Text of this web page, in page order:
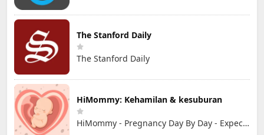
The Stanford Daily
The Stanford Daily
HiMommy: Kehamilan & kesuburan
HiMommy - Pregnancy Day By Day - Expecting Baby